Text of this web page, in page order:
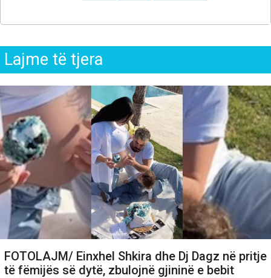
Lajme të tjera
FOTOLAJM/ Einxhel Shkira dhe Dj Dagz në pritje
të fëmijës së dytë, zbulojnë gjininë e bebit